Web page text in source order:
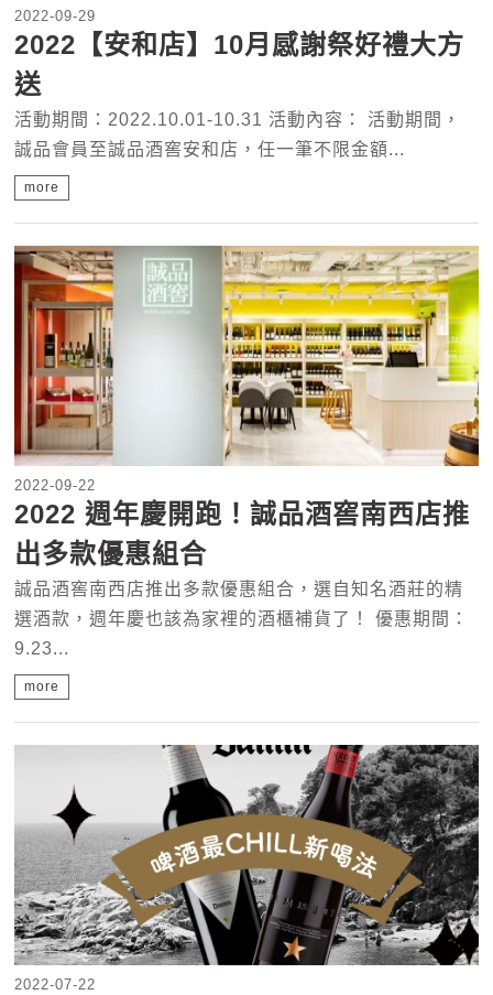
2022-09-29
2022【安和店】10月感謝祭好禮大方
送
活動期間：2022.10.01-10.31 活動內容： 活動期間，
誠品會員至誠品酒窖安和店，任一筆不限金額...
more
2022-09-22
2022 週年慶開跑！誠品酒窖南西店推
出多款優惠組合
誠品酒窖南西店推出多款優惠組合，選自知名酒莊的精
選酒款，週年慶也該為家裡的酒櫃補貨了！ 優惠期間：
9.23...
more
2022-07-22